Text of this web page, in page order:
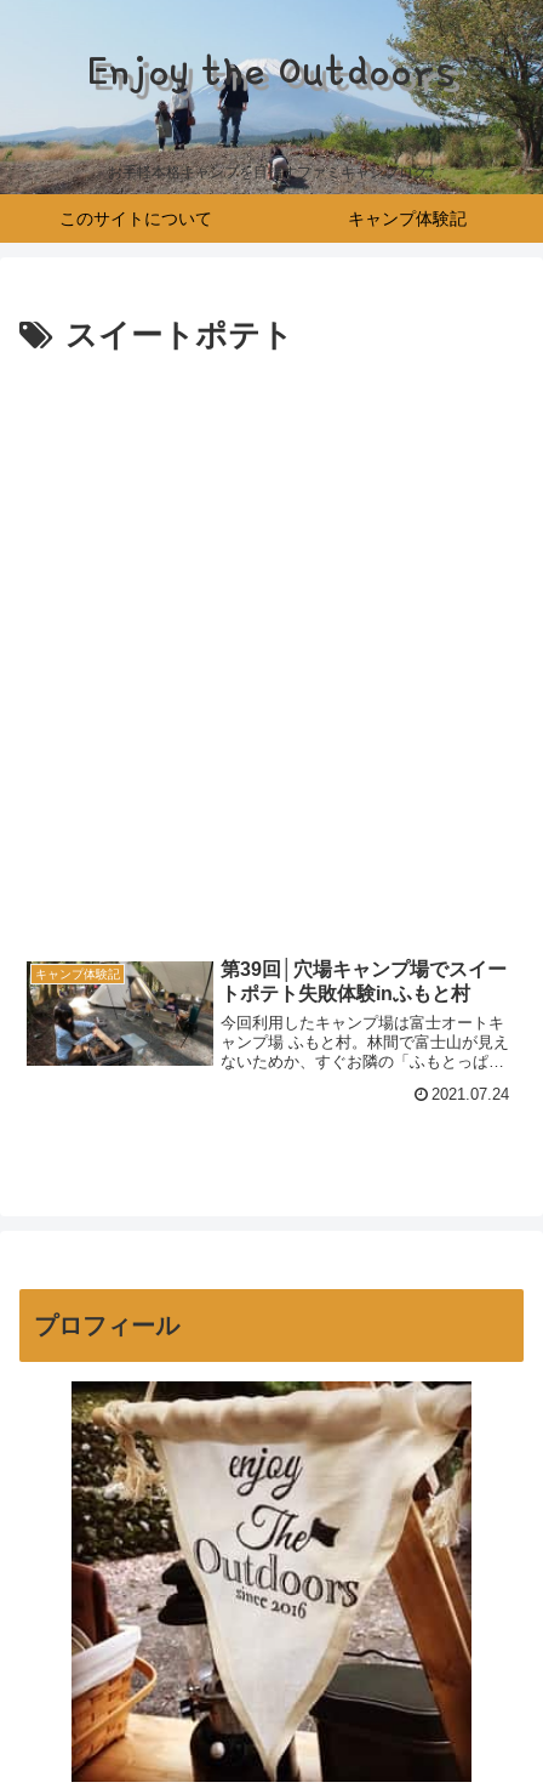
Enjoy the Outdoors
お手軽本格キャンプを目指すファミキャンブログ♪
このサイトについて キャンプ体験記
スイートポテト
キャンプ体験記
第39回│穴場キャンプ場でスイー
トポテト失敗体験inふもと村
今回利用したキャンプ場は富士オートキ
ャンプ場 ふもと村。林間で富士山が見え
ないためか、すぐお隣の「ふもとっぱ
そこまで知名度は高くなさそうな印象
2021.07.24
プロフィール